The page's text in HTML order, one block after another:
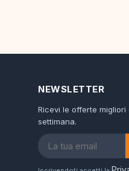
NEWSLETTER
Ricevi le offerte migliori
settimana.